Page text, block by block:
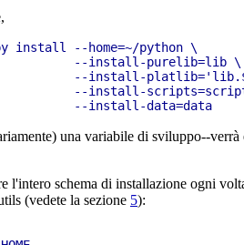
install --home=~/python \
--install-purelib=lib \
--install-
--install-
una variabile di sviluppo--
l'intero schema di installazione ogni
(vedete la sezione 5):